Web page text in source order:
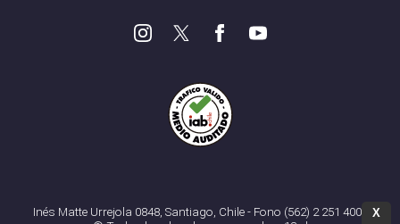
Inés Matte Urrejola 0848, Santiago, Chile - Fono (562) 2 251 4000
X